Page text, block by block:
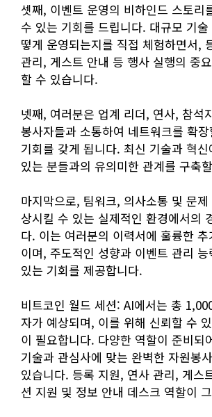
셋째, 이벤트 운영의 비하인드 스토리
수 있는 기회를 드립니다. 대규모 기
떻게 운영되는지를 직접 체험하면서,
관리, 게스트 안내 등 행사 실행의 중
할 수 있습니다.
넷째, 여러분은 업계 리더, 연사, 참석
봉사자들과 소통하여 네트워크를 확
기회를 갖게 됩니다. 최신 기술과 혁
있는 분들과의 유의미한 관계를 구축
마지막으로, 팀워크, 의사소통 및 문
상시킬 수 있는 실제적인 환경에서의
다. 이는 여러분의 이력서에 훌륭한
이며, 주도적인 성향과 이벤트 관리
있는 기회를 제공합니다.
비트코인 월드 세션: AI에서는 총
자가 예상되며, 이를 위해 신뢰할 수
이 필요합니다. 다양한 역할이 준비되
기술과 관심사에 맞는 완벽한 자원봉
있습니다. 등록 지원, 연사 관리, 게스
션 지원 및 정보 안내 데스크 역할이